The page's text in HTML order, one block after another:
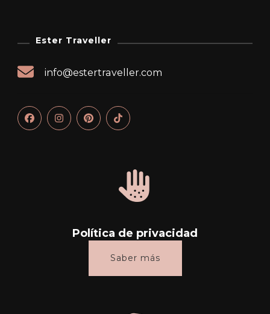
Ester Traveller
info@estertraveller.com
Política de privacidad
Saber más